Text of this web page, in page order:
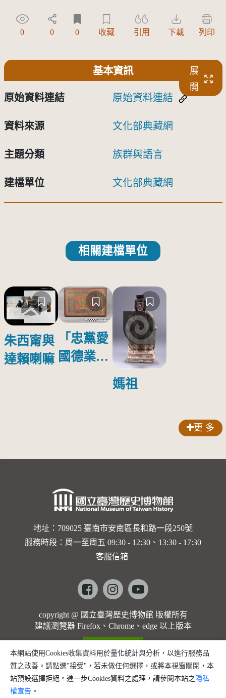
0 0 0 收藏 引用 下載 列印
基本資訊
展
開
原始資料連結 原始資料連結
資料來源 文化部典藏網
主題分類 族群與語言
建檔單位 文化部典藏網
相關建檔單位
朱西甯與
達賴喇嘛
「忠黨愛
國德業並
媽祖
更 多
地址：709025 臺南市安南區長和路一段250號
服務時段：周一至周五 09:30 - 12:30、13:30 - 17:30
客服信箱
Facebookinstagramyoutube
copyright @ 國立臺灣歷史博物館 版權所有
建議瀏覽器 Firefox、Chrome、edge 以上版本
本網站使用Cookies收集資料用於量化統計與分析，以進行服務品
質之改善。請點選"接受"，若未做任何選擇，或將本視窗關閉，本
站預設選擇拒絕。進一步Cookies資料之處理，請參閱本站之 隱私
權宣告 。